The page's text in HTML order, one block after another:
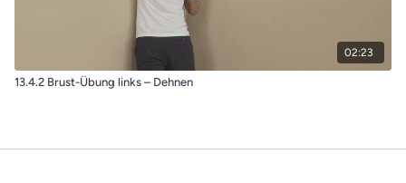
02:23
13.4.2 Brust-Übung links – Dehnen